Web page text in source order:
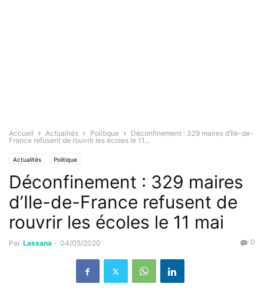
Accueil Actualités Politique
Déconfinement : 329 maires d’Ile-de-
France refusent de rouvrir les écoles le 11...
Actualités Politique
Déconfinement : 329 maires
d’Ile-de-France refusent de
rouvrir les écoles le 11 mai
Par Lassana - 04/05/2020 0